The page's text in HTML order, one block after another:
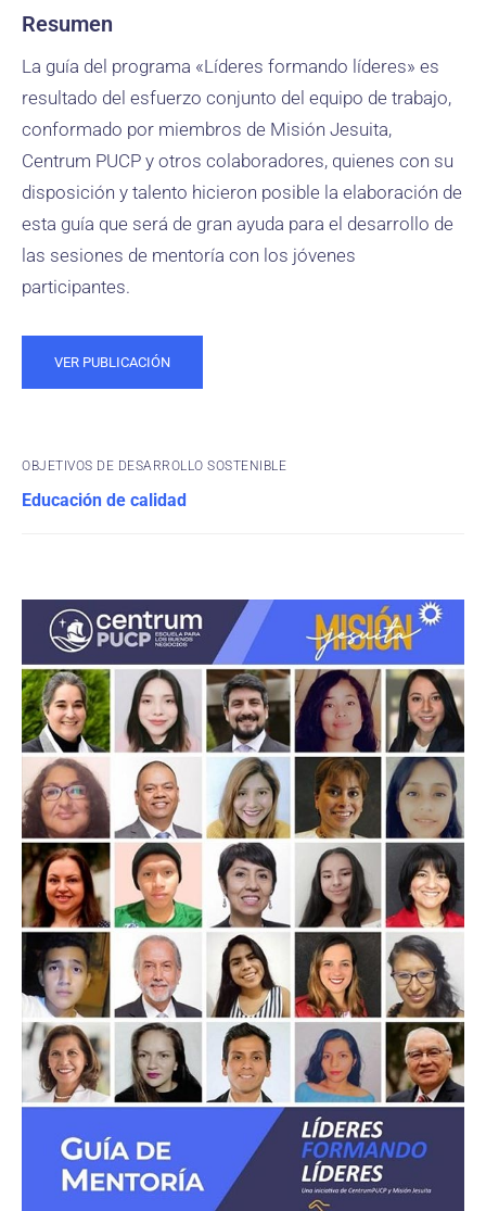
Resumen
La guía del programa «Líderes formando líderes» es
resultado del esfuerzo conjunto del equipo de trabajo,
conformado por miembros de Misión Jesuita,
Centrum PUCP y otros colaboradores, quienes con su
disposición y talento hicieron posible la elaboración de
esta guía que será de gran ayuda para el desarrollo de
las sesiones de mentoría con los jóvenes
participantes.
VER PUBLICACIÓN
OBJETIVOS DE DESARROLLO SOSTENIBLE
Educación de calidad